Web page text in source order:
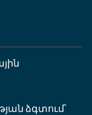
ձգտում՝